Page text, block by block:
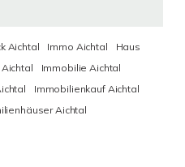
Aichtal Immo Aichtal
Haus
Immobilie Aichtal
Immobilienkauf Aichtal
Aichtal